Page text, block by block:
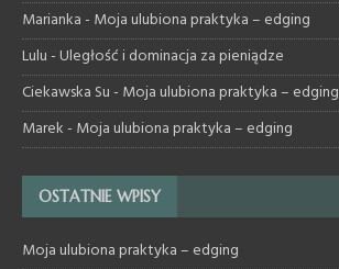
Marianka- Moja ulubiona praktyka – edging
Lulu-Uległość i dominacja za pieniądze
Ciekawska Su- Moja ulubiona praktyka – edging
Marek- Moja ulubiona praktyka – edging
OSTATNIE WPISY
Moja ulubiona praktyka – edging